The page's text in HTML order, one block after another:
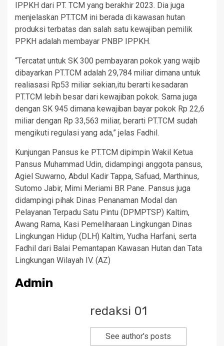
IPPKH dari PT. TCM yang berakhir 2023. Dia juga
menjelaskan PT.TCM ini berada di kawasan hutan
produksi terbatas dan salah satu kewajiban pemilik
PPKH adalah membayar PNBP IPPKH.
“Tercatat untuk SK 300 pembayaran pokok yang wajib
dibayarkan PT.TCM adalah 29,784 miliar dimana untuk
realiasasi Rp53 miliar sekian,itu berarti kesadaran
PT.TCM lebih besar dari kewajiban pokok. Sama juga
dengan SK 945 dimana kewajiban bayar pokok Rp 22,6
miliar dengan Rp 33,563 miliar, berarti PT.TCM sudah
mengikuti regulasi yang ada,” jelas Fadhil.
Kunjungan Pansus ke PT.TCM dipimpin Wakil Ketua
Pansus Muhammad Udin, didampingi anggota pansus,
Agiel Suwarno, Abdul Kadir Tappa, Safuad, Marthinus,
Sutomo Jabir, Mimi Meriami BR Pane. Pansus juga
didampingi pihak Dinas Penanaman Modal dan
Pelayanan Terpadu Satu Pintu (DPMPTSP) Kaltim,
Awang Rama, Kasi Pemeliharaan Lingkungan Dinas
Lingkungan Hidup (DLH) Kaltim, Yudha Harfani, serta
Fadhil dari Balai Pemantapan Kawasan Hutan dan Tata
Lingkungan Wilayah IV. (AZ)
Admin
redaksi 01
See author's posts